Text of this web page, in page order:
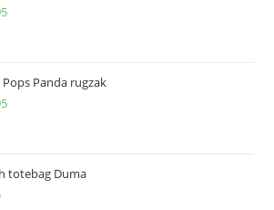
Panda rugzak
totebag Duma